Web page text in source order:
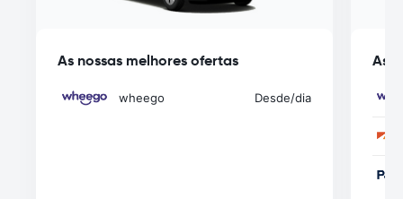
As nossas melhores ofertas
wheego Desde/dia
As